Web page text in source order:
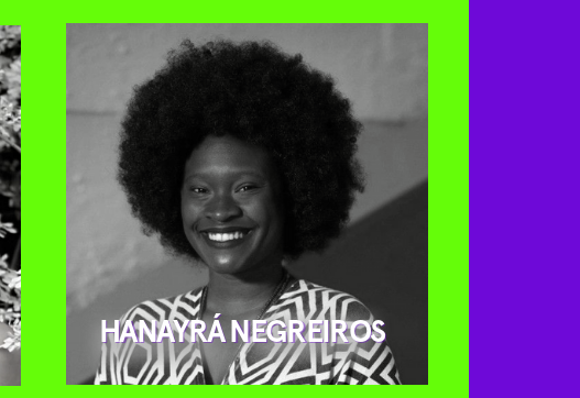
HANAYRÁ NEGREIROS